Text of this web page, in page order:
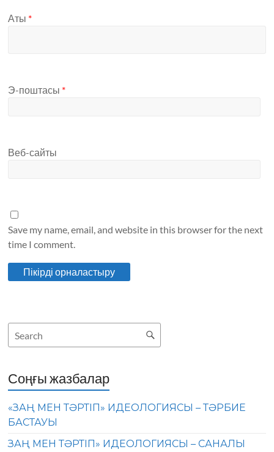
Аты *
Э-поштасы *
Веб-сайты
Save my name, email, and website in this browser for the next
time I comment.
Соңғы жазбалар
«ЗАҢ МЕН ТӘРТІП» ИДЕОЛОГИЯСЫ – ТӘРБИЕ
БАСТАУЫ
ЗАҢ МЕН ТӘРТІП» ИДЕОЛОГИЯСЫ – САНАЛЫ